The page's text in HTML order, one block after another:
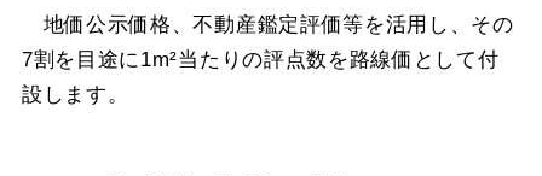
地価公示価格、不動産鑑定評価等を活用し、その
7割を目途に1m²当たりの評点数を路線価として付
設します。